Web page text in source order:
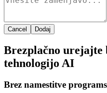
Cancel Dodaj
Brezplačno urejajte
tehnologijo AI
Brez namestitve